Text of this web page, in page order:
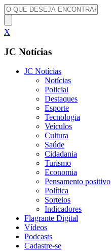
X
JC Notícias
JC Notícias
Notícias
Policial
Destaques
Esporte
Tecnologia
Veículos
Cultura
Saúde
Cidadania
Turismo
Economia
Pensamento positivo
Política
Sorteios
Indicadores
Flagrante Digital
Vídeos
Podcasts
Cadastre-se